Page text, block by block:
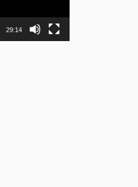
29:14